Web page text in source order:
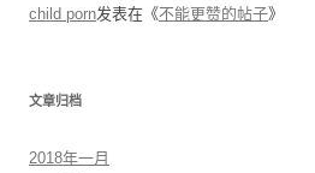
child porn发表在《不能更赞的帖子》
文章归档
2018年一月